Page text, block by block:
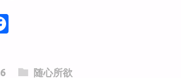
c
随心所欲